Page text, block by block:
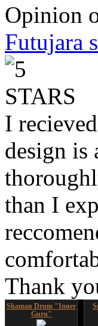
Opinion
Futujara
I
design is
than I
Thank
Shaman Drum "Inner
Guru"